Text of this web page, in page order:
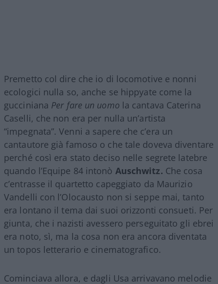
Premetto col dire che io di locomotive e nonni
ecologici nulla so, anche se hippyate come la
gucciniana Per fare un uomo la cantava Caterina
Caselli, che non era per nulla un’artista
“impegnata”. Venni a sapere che c’era un
cantautore già famoso o che tale doveva diventare
perché così era stato deciso nelle segrete latebre
quando l’Equipe 84 intonò Auschwitz. Che cosa
c’entrasse il quartetto capeggiato da Maurizio
Vandelli con l’Olocausto non si seppe mai, tanto
era lontano il tema dai suoi orizzonti consueti. Per
giunta, che i nazisti avessero perseguitato gli ebrei
era noto, sì, ma la cosa non era ancora diventata
un topos letterario e cinematografico.
Cominciava allora, e dagli Usa arrivavano melodie